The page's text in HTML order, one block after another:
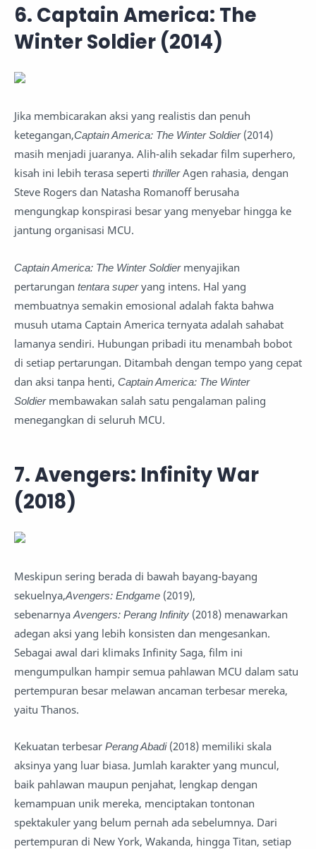
6. Captain America: The
Winter Soldier (2014)
Jika membicarakan aksi yang realistis dan penuh
ketegangan,Captain America: The Winter Soldier (2014)
masih menjadi juaranya. Alih-alih sekadar film superhero,
kisah ini lebih terasa seperti thrillerAgen rahasia, dengan
Steve Rogers dan Natasha Romanoff berusaha
mengungkap konspirasi besar yang menyebar hingga ke
jantung organisasi MCU.
Captain America: The Winter Soldier menyajikan
pertarungan tentara superyang intens. Hal yang
membuatnya semakin emosional adalah fakta bahwa
musuh utama Captain America ternyata adalah sahabat
lamanya sendiri. Hubungan pribadi itu menambah bobot
di setiap pertarungan. Ditambah dengan tempo yang cepat
dan aksi tanpa henti, Captain America: The Winter
Soldier membawakan salah satu pengalaman paling
menegangkan di seluruh MCU.
7. Avengers: Infinity War
(2018)
Meskipun sering berada di bawah bayang-bayang
sekuelnya,Avengers: Endgame (2019),
sebenarnya Avengers: Perang Infinity (2018) menawarkan
adegan aksi yang lebih konsisten dan mengesankan.
Sebagai awal dari klimaks Infinity Saga, film ini
mengumpulkan hampir semua pahlawan MCU dalam satu
pertempuran besar melawan ancaman terbesar mereka,
yaitu Thanos.
Kekuatan terbesar Perang Abadi (2018) memiliki skala
aksinya yang luar biasa. Jumlah karakter yang muncul,
baik pahlawan maupun penjahat, lengkap dengan
kemampuan unik mereka, menciptakan tontonan
spektakuler yang belum pernah ada sebelumnya. Dari
pertempuran di New York, Wakanda, hingga Titan, setiap